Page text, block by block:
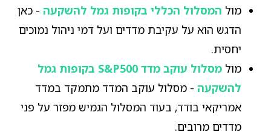
מול המסלול הכללי בקופות גמל להשקעה- כאן
הדגש הוא על עקיבת מדדים ועל דמי ניהול נמוכים
יחסית.
מול
מסלול עוקב מדד S&P500 בקופות גמל
להשקעה- מסלול עוקב המדד מתמקד במדד
אמריקאי בודד, בעוד המסלול הגמיש מפזר על פני
מדדים מרובים.